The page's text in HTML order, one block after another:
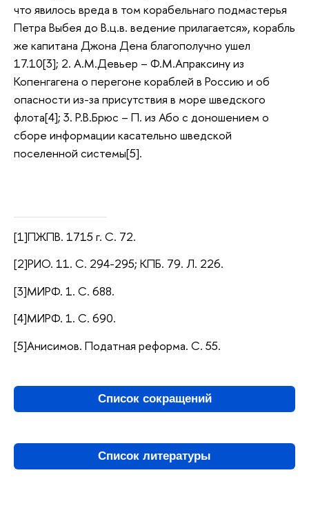
что явилось вреда в том корабельнаго подмастерья
Петра Выбея до В.ц.в. ведение прилагается», корабль
же капитана Джона Дена благополучно ушел
17.10[3]; 2. А.М.Девьер – Ф.М.Апраксину из
Копенгагена о перегоне кораблей в Россию и об
опасности из-за присутствия в море шведского
флота[4]; 3. Р.В.Брюс – П. из Або с доношением о
сборе информации касательно шведской
поселенной системы[5].
[1]ПЖПВ. 1715 г. С. 72.
[2]РИО. 11. С. 294-295; КПБ. 79. Л. 226.
[3]МИРФ. 1. С. 688.
[4]МИРФ. 1. С. 690.
[5]Анисимов. Податная реформа. С. 55.
Список сокращений
Список литературы